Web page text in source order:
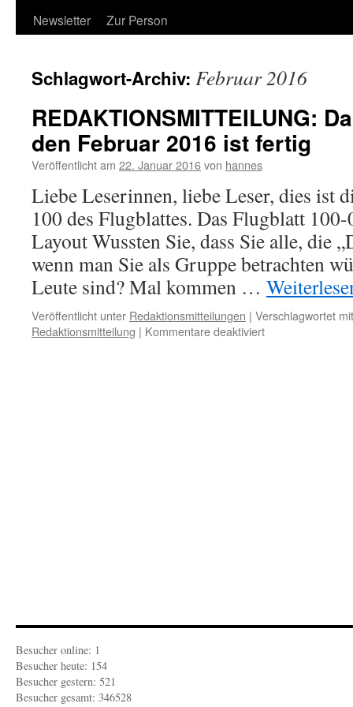
Newsletter
Zur Person
Schlagwort-Archiv: Februar 2016
REDAKTIONSMITTEILUNG:
den Februar 2016 ist fertig
Veröffentlicht am 22. Januar 2016von hannes
Liebe Leserinnen, liebe Leser, dies ist
100 des Flugblattes. Das Flugblatt
Layout Wussten Sie, dass Sie alle, die
wenn man Sie als Gruppe betrachten
Leute sind? Mal kommen …
Veröffentlicht unter Redaktionsmitteilungen | Verschlagwortet mit
Redaktionsmitteilung | Kommentare deaktiviertfür
Besucher online: 1
Besucher heute: 154
Besucher gestern: 521
Besucher gesamt: 346528